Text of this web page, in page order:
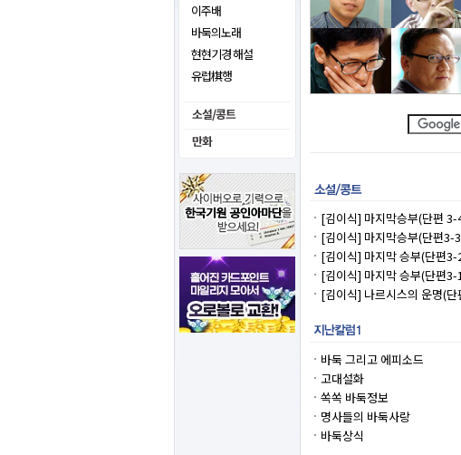
이주배
바둑의노래
현현기경 해설
유럽棋행
[김이식] 마지막승부(단편 3-
[김이식] 마지막승부(단편3-
[김이식] 마지막 승부(단편3-
[김이식] 마지막 승부(단편3-
[김이식] 나르시스의 운명(단
바둑 그리고 에피소드
고대설화
쏙쏙 바둑정보
명사들의 바둑사랑
바둑상식